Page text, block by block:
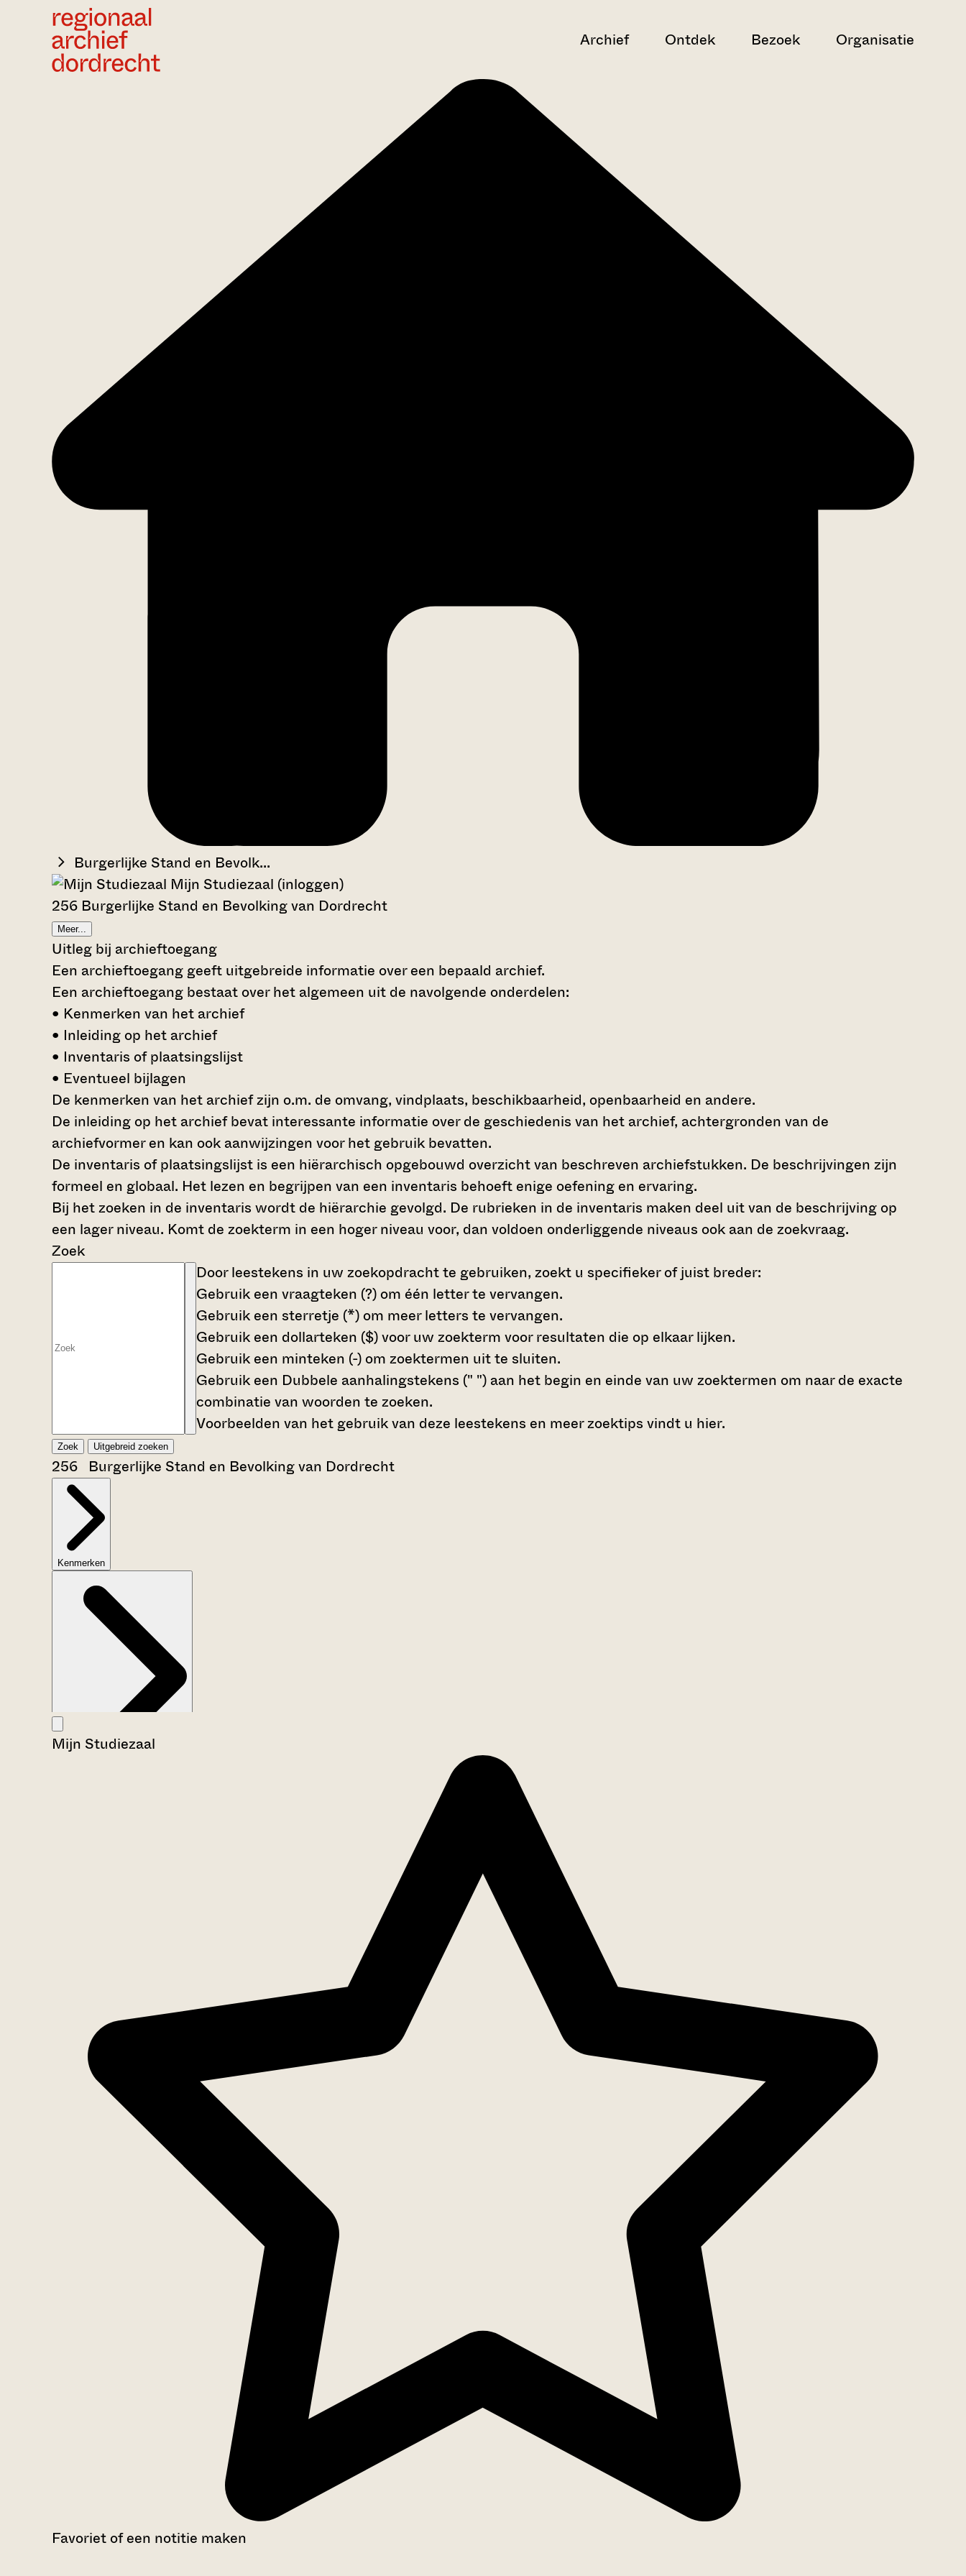
Archief Ontdek Bezoek Organisatie
Burgerlijke Stand en Bevolk...
Mijn Studiezaal (inloggen)
256 Burgerlijke Stand en Bevolking van Dordrecht
Meer...
Uitleg bij archieftoegang
Een archieftoegang geeft uitgebreide informatie over een bepaald archief.
Een archieftoegang bestaat over het algemeen uit de navolgende onderdelen:
• Kenmerken van het archief
• Inleiding op het archief
• Inventaris of plaatsingslijst
• Eventueel bijlagen
De kenmerken van het archief zijn o.m. de omvang, vindplaats, beschikbaarheid, openbaarheid en andere.
De inleiding op het archief bevat interessante informatie over de geschiedenis van het archief, achtergronden van de
archiefvormer en kan ook aanwijzingen voor het gebruik bevatten.
De inventaris of plaatsingslijst is een hiërarchisch opgebouwd overzicht van beschreven archiefstukken. De beschrijvingen zijn
formeel en globaal. Het lezen en begrijpen van een inventaris behoeft enige oefening en ervaring.
Bij het zoeken in de inventaris wordt de hiërarchie gevolgd. De rubrieken in de inventaris maken deel uit van de beschrijving op
een lager niveau. Komt de zoekterm in een hoger niveau voor, dan voldoen onderliggende niveaus ook aan de zoekvraag.
Zoek
Door leestekens in uw zoekopdracht te gebruiken, zoekt u specifieker of juist breder:
Gebruik een vraagteken (?) om één letter te vervangen.
Gebruik een sterretje (*) om meer letters te vervangen.
Gebruik een dollarteken ($)voor uw zoekterm voor resultaten die op elkaar lijken.
Gebruik een minteken (-) om zoektermen uit te sluiten.
Gebruik een Dubbele aanhalingstekens (" ") aan het begin en einde van uw zoektermen om naar de exacte
combinatie van woorden te zoeken.
Voorbeelden van het gebruik van deze leestekens en meer zoektips vindt u hier.
Zoek Uitgebreid zoeken
256 Burgerlijke Stand en Bevolking van Dordrecht
Kenmerken
Mijn Studiezaal
Favoriet of een notitie maken